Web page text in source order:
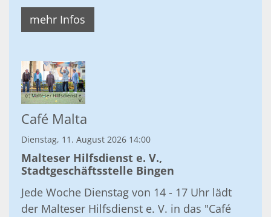
mehr Infos
(c) Malteser HIlfsdienst e.
V.
Café Malta
Dienstag, 11. August 2026 14:00
Malteser Hilfsdienst e. V.,
Stadtgeschäftsstelle Bingen
Jede Woche Dienstag von 14 - 17 Uhr lädt
der Malteser Hilfsdienst e. V. in das "Café